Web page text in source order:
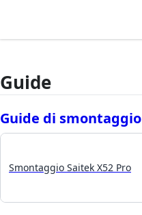
Guide
Guide di smontaggio
Smontaggio Saitek X52 Pro